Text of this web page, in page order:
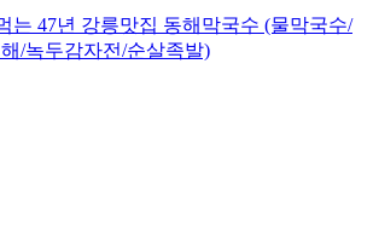
는 47년 강릉맛집 동해막국수 (물막국수/
/녹두감자전/순살족발)